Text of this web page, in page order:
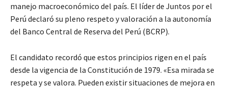
manejo macroeconómico del país. El líder de Juntos por el
Perú declaró su pleno respeto y valoración a la autonomía
del Banco Central de Reserva del Perú (BCRP).
El candidato recordó que estos principios rigen en el país
desde la vigencia de la Constitución de 1979. «Esa mirada se
respeta y se valora. Pueden existir situaciones de mejora en